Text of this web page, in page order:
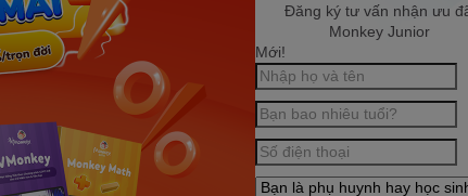
Đăng ký tư vấn nhận ưu
Monkey Junior
Mới!